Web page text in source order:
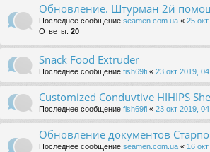
Обновление. Штурман 2й
Последнее сообщение seamen.com.ua « 25
Ответы: 20
Snack Food Extruder
Последнее сообщение fish69fi « 23 окт 2019,
Customized Conduvtive HIHIPS
Последнее сообщение fish69fi « 23 окт 2019,
Обновление документов
Последнее сообщение seamen.com.ua « 16